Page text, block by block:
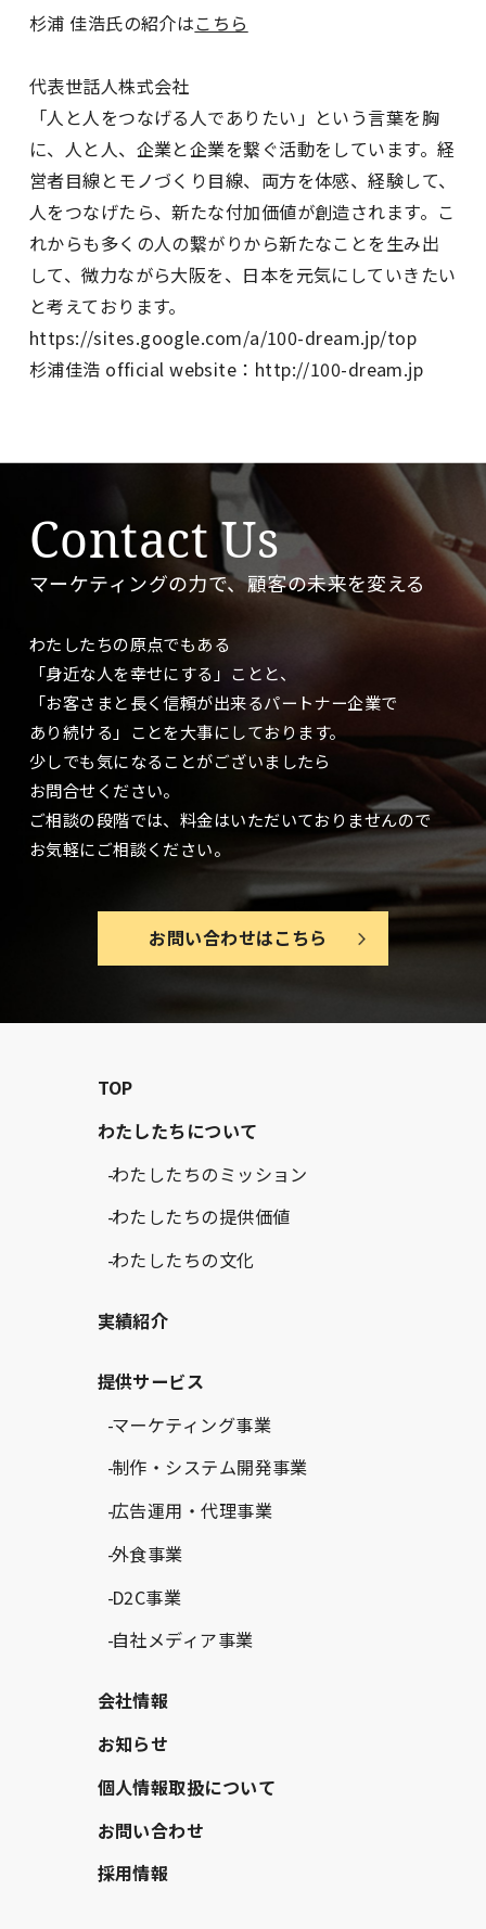
杉浦 佳浩氏の紹介はこちら
代表世話人株式会社
「人と人をつなげる人でありたい」という言葉を胸
に、人と人、企業と企業を繋ぐ活動をしています。経
営者目線とモノづくり目線、両方を体感、経験して、
人をつなげたら、新たな付加価値が創造されます。こ
れからも多くの人の繋がりから新たなことを生み出
して、微力ながら大阪を、日本を元気にしていきたい
と考えております。
https://sites.google.com/a/100-dream.jp/top
杉浦佳浩 official website： http://100-dream.jp
Contact Us
マーケティングの力で、顧客の未来を変える
わたしたちの原点でもある
「身近な人を幸せにする」ことと、
「お客さまと長く信頼が出来るパートナー企業で
あり続ける」ことを大事にしております。
少しでも気になることがございましたら
お問合せください。
ご相談の段階では、料金はいただいておりませんので
お気軽にご相談ください。
お問い合わせはこちら
TOP
わたしたちについて
わたしたちのミッション
わたしたちの提供価値
わたしたちの文化
実績紹介
提供サービス
マーケティング事業
制作・システム開発事業
広告運用・代理事業
外食事業
D2C事業
自社メディア事業
会社情報
お知らせ
個人情報取扱について
お問い合わせ
採用情報